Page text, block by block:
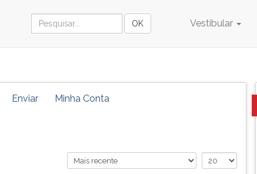
Vestibular
Enviar Minha Conta